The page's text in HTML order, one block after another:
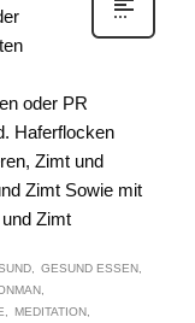
oder PR
Haferflocken
Zimt und
Zimt Sowie mit
Zimt
GESUND ESSEN
MEDITATION